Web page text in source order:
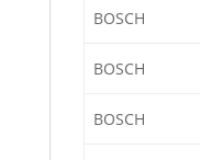
BOSCH
BOSCH
BOSCH